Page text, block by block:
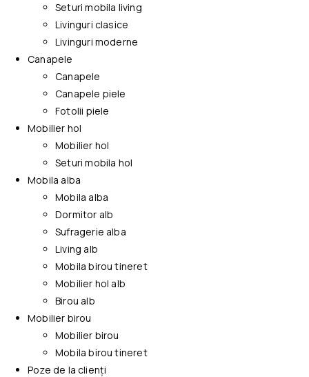
Seturi mobila living
Livinguri clasice
Livinguri moderne
Canapele
Canapele
Canapele piele
Fotolii piele
Mobilier hol
Mobilier hol
Seturi mobila hol
Mobila alba
Mobila alba
Dormitor alb
Sufragerie alba
Living alb
Mobila birou tineret
Mobilier hol alb
Birou alb
Mobilier birou
Mobilier birou
Mobila birou tineret
Poze de la clienți